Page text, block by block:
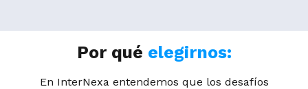
Por qué elegirnos:
En InterNexa entendemos que los desafíos